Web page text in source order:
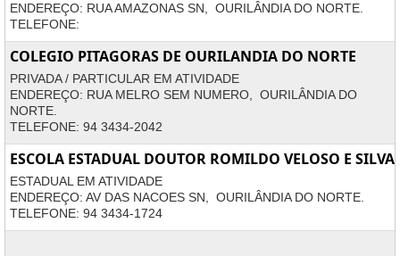
ENDEREÇO: RUA AMAZONAS SN, OURILÂNDIA DO NORTE.
TELEFONE:
COLEGIO PITAGORAS DE OURILANDIA DO NORTE
PRIVADA / PARTICULAR EM ATIVIDADE
ENDEREÇO: RUA MELRO SEM NUMERO, OURILÂNDIA DO
NORTE.
TELEFONE: 94 3434-2042
ESCOLA ESTADUAL DOUTOR ROMILDO VELOSO E SILVA
ESTADUAL EM ATIVIDADE
ENDEREÇO: AV DAS NACOES SN, OURILÂNDIA DO NORTE.
TELEFONE: 94 3434-1724